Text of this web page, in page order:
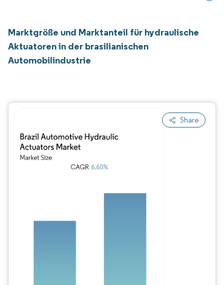
Marktgröße und Marktanteil für hydraulische
Aktuatoren in der brasilianischen
Automobilindustrie
Share